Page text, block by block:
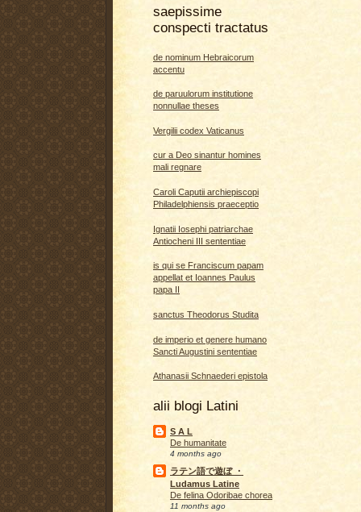
saepissime
conspecti tractatus
de nominum Hebraicorum
accentu
de paruulorum institutione
nonnullae theses
Vergilii codex Vaticanus
cur a Deo sinantur homines
mali regnare
Caroli Caputii archiepiscopi
Philadelphiensis praeceptio
Ignatii Iosephi patriarchae
Antiocheni III sententiae
is qui se Franciscum papam
appellat et Ioannes Paulus
papa II
sanctus Theodorus Studita
de imperio et genere humano
Sancti Augustini sententiae
Athanasii Schnaederi epistola
alii blogi Latini
S A L
De humanitate
4 months ago
ラテン語で遊ぼ ・
Ludamus Latine
De felina Odoribae chorea
11 months ago